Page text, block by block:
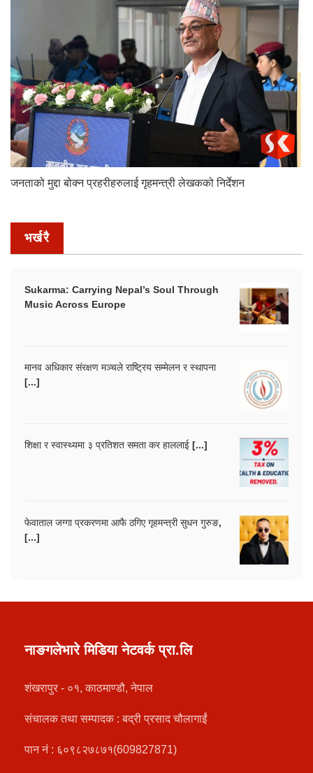
जनताको मुद्दा बोक्न प्रहरीहरुलाई गृहमन्त्री लेखकको निर्देशन
भर्खरै
Sukarma: Carrying Nepal’s Soul Through
Music Across Europe
मानव अधिकार संरक्षण मञ्चले राष्ट्रिय सम्मेलन र स्थापना
[...]
शिक्षा र स्वास्थ्यमा ३ प्रतिशत समता कर हाललाई [...]
फेवाताल जग्गा प्रकरणमा आफै ठगिए गृहमन्त्री सुधन गुरुङ,
[...]
नाङगलेभारे मिडिया नेटवर्क प्रा.लि
शंखरापुर - ०१, काठमाण्डौ, नेपाल
संचालक तथा सम्पादक : बद्री प्रसाद चौलागाईं
पान नं : ६०९८२७८७१(609827871)